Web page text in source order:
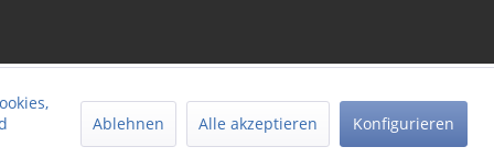
Ablehnen Alle akzeptieren Konfigurieren